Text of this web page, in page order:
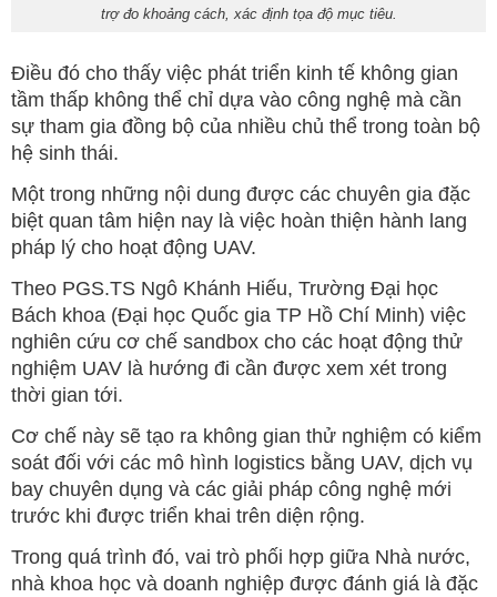
trợ đo khoảng cách, xác định tọa độ mục tiêu.
Điều đó cho thấy việc phát triển kinh tế không gian
tầm thấp không thể chỉ dựa vào công nghệ mà cần
sự tham gia đồng bộ của nhiều chủ thể trong toàn bộ
hệ sinh thái.
Một trong những nội dung được các chuyên gia đặc
biệt quan tâm hiện nay là việc hoàn thiện hành lang
pháp lý cho hoạt động UAV.
Theo PGS.TS Ngô Khánh Hiếu, Trường Đại học
Bách khoa (Đại học Quốc gia TP Hồ Chí Minh) việc
nghiên cứu cơ chế sandbox cho các hoạt động thử
nghiệm UAV là hướng đi cần được xem xét trong
thời gian tới.
Cơ chế này sẽ tạo ra không gian thử nghiệm có kiểm
soát đối với các mô hình logistics bằng UAV, dịch vụ
bay chuyên dụng và các giải pháp công nghệ mới
trước khi được triển khai trên diện rộng.
Trong quá trình đó, vai trò phối hợp giữa Nhà nước,
nhà khoa học và doanh nghiệp được đánh giá là đặc